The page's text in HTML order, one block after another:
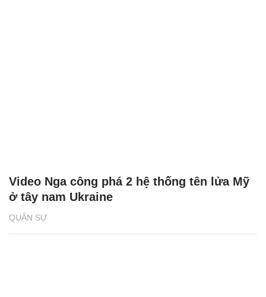
QUÂN SỰ
Video Nga công phá 2 hệ thống tên lửa Mỹ
ở tây nam Ukraine